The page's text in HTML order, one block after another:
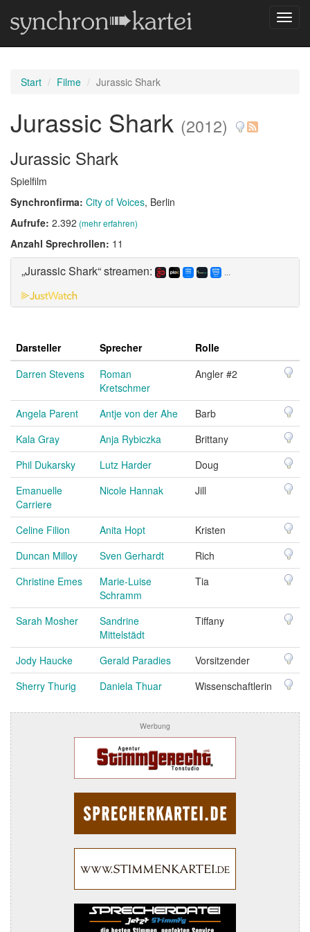
Start Filme Jurassic Shark
Jurassic Shark (2012)
Jurassic Shark
Spielfilm
Synchronfirma: City of Voices, Berlin
Aufrufe: 2.392 (mehr erfahren)
Anzahl Sprechrollen: 11
„Jurassic Shark“ streamen: ...
Darsteller Sprecher
Rolle
Darren Stevens
Roman
Kretschmer
Angler #2
Angela Parent Antje von der Ahe
Barb
Kala Gray
Anja Rybiczka
Brittany
Phil Dukarsky
Lutz Harder
Doug
Emanuelle
Carriere
Nicole Hannak Jill
Celine Filion Anita Hopt
Kristen
Duncan Milloy
Sven Gerhardt
Rich
Christine Emes
Marie-Luise
Schramm
Tia
Sarah Mosher
Sandrine
Mittelstädt
Tiffany
Jody Haucke Gerald Paradies
Vorsitzender
Sherry Thurig
Daniela Thuar Wissenschaftlerin
Werbung